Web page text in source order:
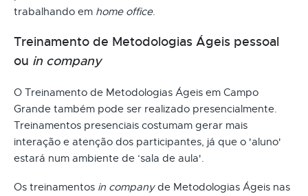
trabalhando em home office.
Treinamento de Metodologias Ágeis pessoal
ou in company
O Treinamento de Metodologias Ágeis em Campo
Grande também pode ser realizado presencialmente.
Treinamentos presenciais costumam gerar mais
interação e atenção dos participantes, já que o 'aluno'
estará num ambiente de ‘sala de aula'.
Os treinamentos in companyde Metodologias Ágeis nas